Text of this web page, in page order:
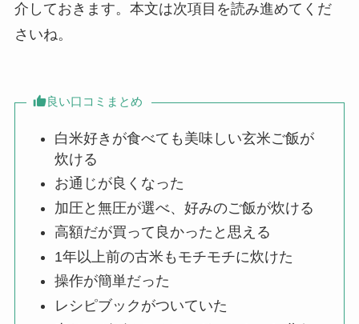
介しておきます。本文は次項目を読み進めてくだ
さいね。
良い口コミまとめ
白米好きが食べても美味しい玄米ご飯が
炊ける
お通じが良くなった
加圧と無圧が選べ、好みのご飯が炊ける
高額だが買って良かったと思える
1年以上前の古米もモチモチに炊けた
操作が簡単だった
レシピブックがついていた